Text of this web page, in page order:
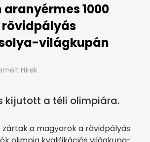
aranyérmes 1000
rövidpályás
világkupán
Hírek
kijutott a téli olimpiára.
a magyarok a rövidpályás